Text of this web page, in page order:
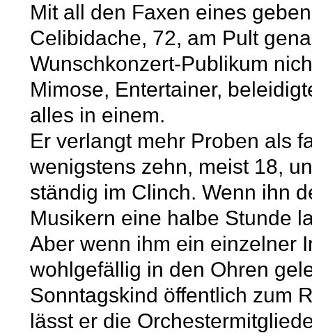
Mit all den Faxen eines
Celibidache, 72, am Pult
Wunschkonzert-Publikum
Mimose, Entertainer,
alles in einem.
Er verlangt mehr Proben als
wenigstens zehn, meist 18,
ständig im Clinch. Wenn ihn
Musikern eine halbe Stunde
Aber wenn ihm ein einzelner
wohlgefällig in den Ohren
Sonntagskind öffentlich zum
lässt er die